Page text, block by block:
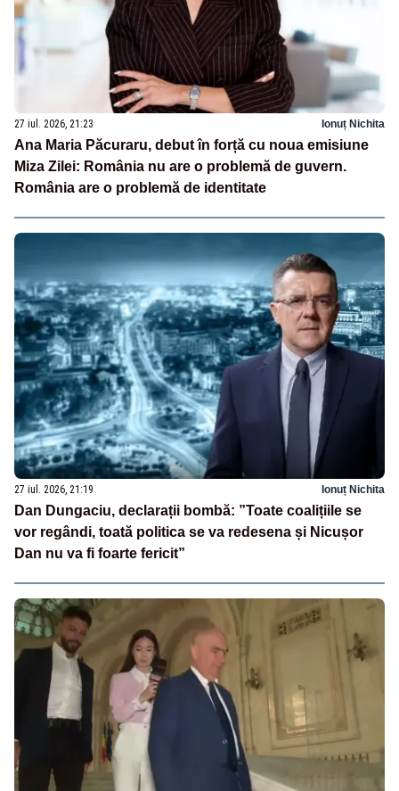
27 iul. 2026, 21:23 Ionuț Nichita
Ana Maria Păcuraru, debut în forță cu noua emisiune
Miza Zilei: România nu are o problemă de guvern.
România are o problemă de identitate
27 iul. 2026, 21:19 Ionuț Nichita
Dan Dungaciu, declarații bombă: ”Toate coalițiile se
vor regândi, toată politica se va redesena și Nicușor
Dan nu va fi foarte fericit”